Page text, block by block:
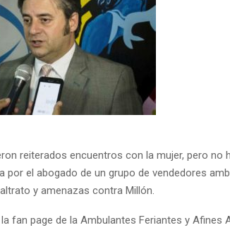
reiterados encuentros con la mujer, pero no
por el abogado de un grupo de vendedores
y amenazas contra Millón.
fan page de la Ambulantes Feriantes y Afines